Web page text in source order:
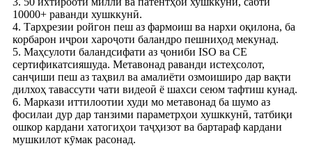
10000+ раванди хушккунӣ.
4. Тарҳрезии ройгон пеш аз фармоиш ва нархи оқилона, ба
корбарон иҷрои хароҷоти баландро пешниҳод мекунад.
5. Маҳсулоти баландсифати аз ҷониби ISO ва CE
сертификатсияшуда. Метавонад раванди истеҳсолот,
санҷиши пеш аз таҳвил ва амалиёти озмоиширо дар вақти
дилхоҳ тавассути чати видеоӣ ё шахси сеюм тафтиш кунад.
6. Маркази иттилоотии худи мо метавонад ба шумо аз
фосилаи дур дар танзими параметрҳои хушккунӣ, татбиқи
ошкор кардани хатогиҳои таҷҳизот ва бартараф кардани
мушкилот кӯмак расонад.